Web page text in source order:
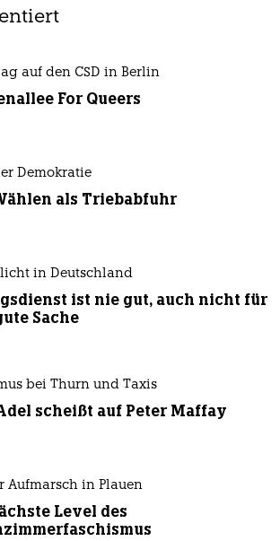
auf den CSD in Berlin
For Queers
Demokratie
als Triebabfuhr
in Deutschland
ist nie gut, auch nicht für
Sache
bei Thurn und Taxis
scheißt auf Peter Maffay
Aufmarsch in Plauen
Level des